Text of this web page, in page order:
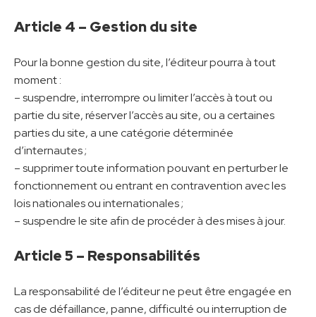
Article 4 – Gestion du site
Pour la bonne gestion du site, l’éditeur pourra à tout
moment :
– suspendre, interrompre ou limiter l’accès à tout ou
partie du site, réserver l’accès au site, ou a certaines
parties du site, a une catégorie déterminée
d’internautes ;
– supprimer toute information pouvant en perturber le
fonctionnement ou entrant en contravention avec les
lois nationales ou internationales ;
– suspendre le site afin de procéder à des mises à jour.
Article 5 – Responsabilités
La responsabilité de l’éditeur ne peut être engagée en
cas de défaillance, panne, difficulté ou interruption de